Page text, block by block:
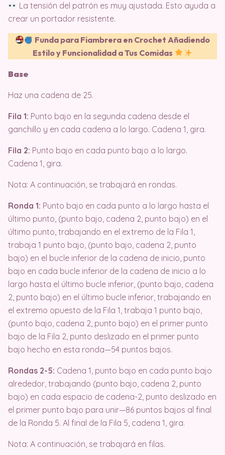
La tensión del patrón es muy ajustada. Esto ayuda a
crear un portador resistente.
Funda para Fiambrera en Crochet Añadiendo
Estilo y Funcionalidad a Tus Comidas
Base
Haz una cadena de 25.
Fila 1: Punto bajo en la segunda cadena desde el
ganchillo y en cada cadena a lo largo. Cadena 1, gira.
Fila 2: Punto bajo en cada punto bajo a lo largo.
Cadena 1, gira.
Nota: A continuación, se trabajará en rondas.
Ronda 1: Punto bajo en cada punto a lo largo hasta el
último punto, (punto bajo, cadena 2, punto bajo) en el
último punto, trabajando en el extremo de la Fila 1,
trabaja 1 punto bajo, (punto bajo, cadena 2, punto
bajo) en el bucle inferior de la cadena de inicio, punto
bajo en cada bucle inferior de la cadena de inicio a lo
largo hasta el último bucle inferior, (punto bajo, cadena
2, punto bajo) en el último bucle inferior, trabajando en
el extremo opuesto de la Fila 1, trabaja 1 punto bajo,
(punto bajo, cadena 2, punto bajo) en el primer punto
bajo de la Fila 2, punto deslizado en el primer punto
bajo hecho en esta ronda—54 puntos bajos.
Rondas 2-5: Cadena 1, punto bajo en cada punto bajo
alrededor, trabajando (punto bajo, cadena 2, punto
bajo) en cada espacio de cadena-2, punto deslizado en
el primer punto bajo para unir—86 puntos bajos al final
de la Ronda 5. Al final de la Fila 5, cadena 1, gira.
Nota: A continuación, se trabajará en filas.